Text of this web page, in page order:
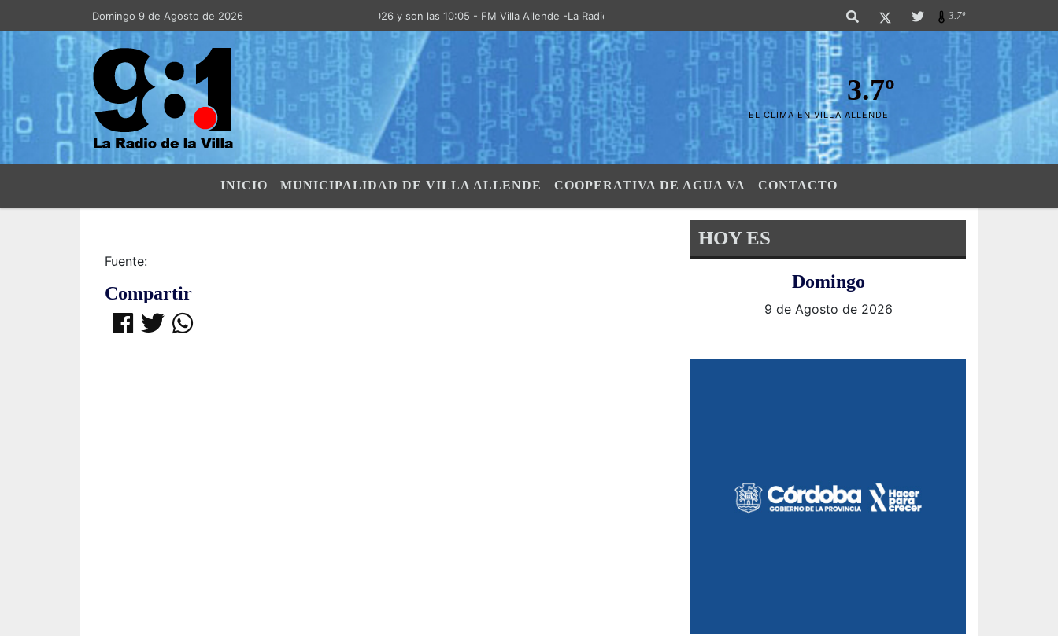
Domingo 9 de Agosto de 2026Hoy es Domingo 9 de Agosto de 2026 y son las 10:05 - FM Villa Allende -La Radio de la Villa- "El Aire de las Sierras". SI SU AVISO ESTA AQUÍ,..FELICITACIONES PUES..!
3.7º
3.7º
EL CLIMA EN VILLA ALLENDE
INICIO MUNICIPALIDAD DE VILLA ALLENDE COOPERATIVA DE AGUA VA CONTACTO
Fuente:
Compartir
HOY ES
Domingo
9 de Agosto de 2026